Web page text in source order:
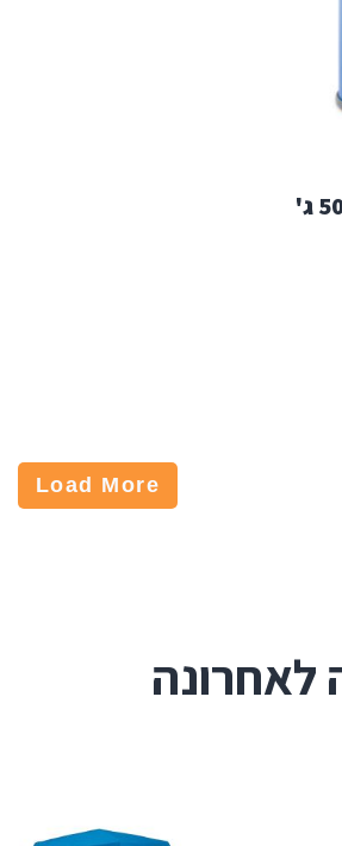
מיכל גז חד"פ עם שסתום 500 ג'
Load More
לאחרונה